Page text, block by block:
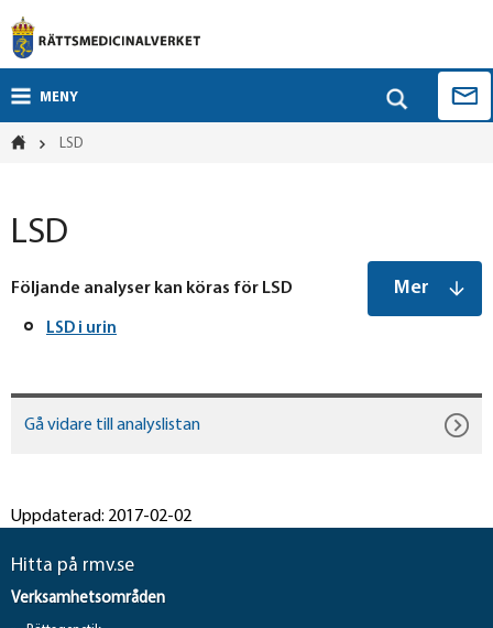
MENY
LSD
LSD
Mer
Följande analyser kan köras för LSD
LSD i urin
Gå vidare till analyslistan
Uppdaterad: 2017-02-02
Hitta på rmv.se
Verksamhetsområden